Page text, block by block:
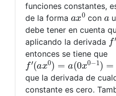
funciones constantes,
de la forma ax0con a
debe tener en cuenta
aplicando la derivada f′(
entonces se tiene que
f′(ax0)= a(0x0−1)=
que la derivada de
constante es cero.